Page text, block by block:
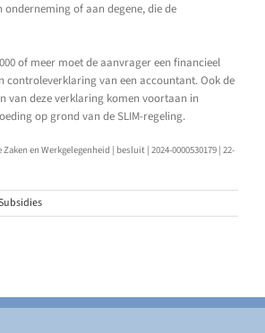
onderneming of aan degene, die de
of meer moet de aanvrager een financieel
controleverklaring van een accountant. Ook de
van deze verklaring komen voortaan in
op grond van de SLIM-regeling.
en Werkgelegenheid | besluit | 2024-0000530179 | 22-